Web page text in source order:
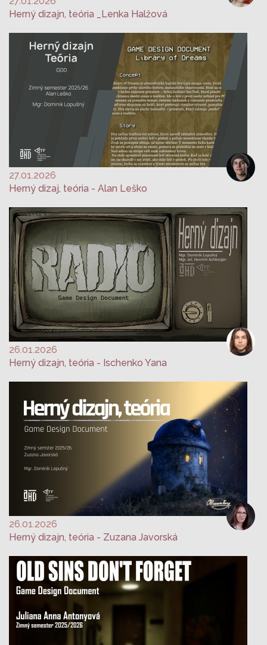
Herný dizajn, teória _Lenka Halžová
27.01.2026
Herný dizaj, teória - Alan Leško
26.01.2026
Herný dizajn, teória - Ischenko Yana
26.01.2026
Herný dizajn, teória - Zuzana Javorská